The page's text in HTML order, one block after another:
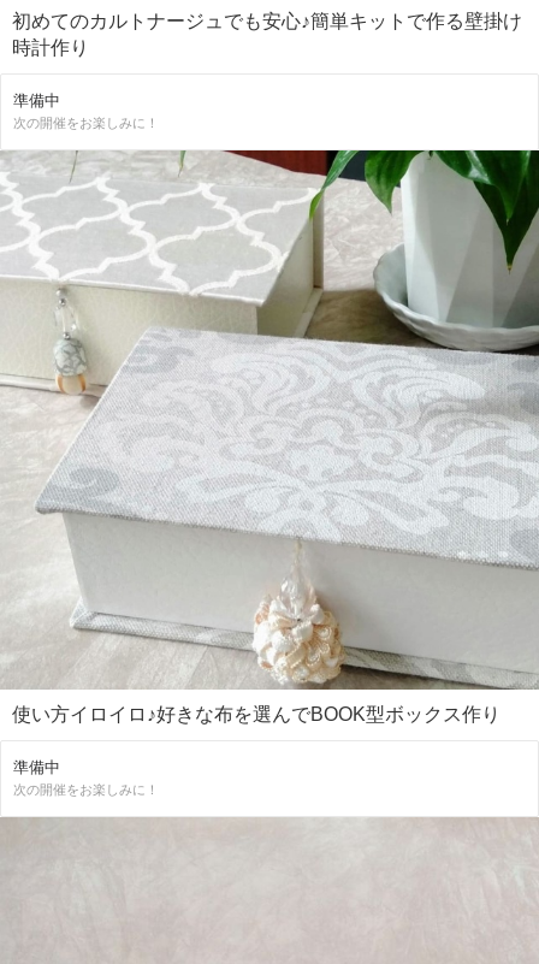
初めてのカルトナージュでも安心♪簡単キットで作る壁掛け
時計作り
準備中
次の開催をお楽しみに！
使い方イロイロ♪好きな布を選んでBOOK型ボックス作り
準備中
次の開催をお楽しみに！